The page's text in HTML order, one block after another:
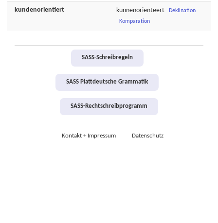
kundenorientiert kunnenorienteert
Deklination
Komparation
SASS-Schreibregeln
SASS Plattdeutsche Grammatik
SASS-Rechtschreibprogramm
Kontakt + Impressum Datenschutz